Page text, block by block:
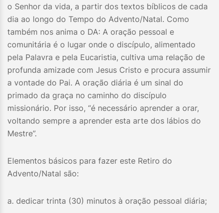
o Senhor da vida, a partir dos textos bíblicos de cada
dia ao longo do Tempo do Advento/Natal. Como
também nos anima o DA: A oração pessoal e
comunitária é o lugar onde o discípulo, alimentado
pela Palavra e pela Eucaristia, cultiva uma relação de
profunda amizade com Jesus Cristo e procura assumir
a vontade do Pai. A oração diária é um sinal do
primado da graça no caminho do discípulo
missionário. Por isso, “é necessário aprender a orar,
voltando sempre a aprender esta arte dos lábios do
Mestre”.
Elementos básicos para fazer este Retiro do
Advento/Natal são:
a. dedicar trinta (30) minutos à oração pessoal diária;